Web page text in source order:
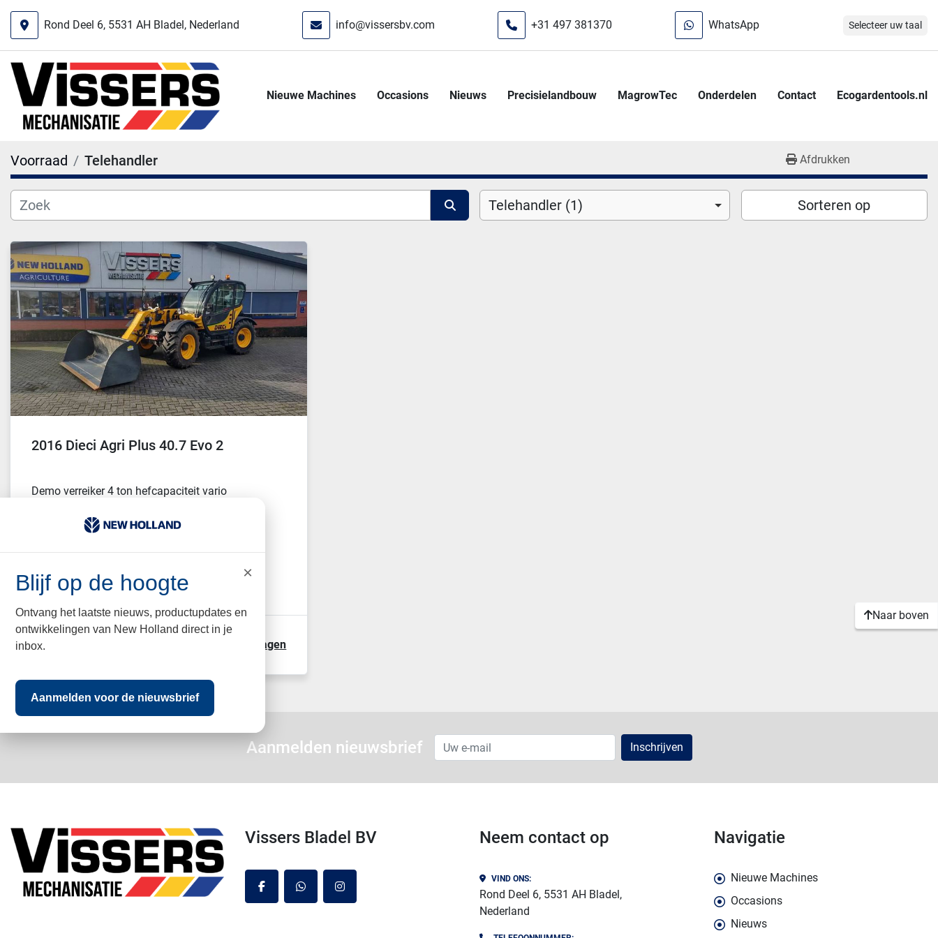
Rond Deel 6, 5531 AH Bladel, Nederland info@vissersbv.com +31 497 381370 WhatsApp Selecteer uw taal
Nieuwe Machines Occasions Nieuws Precisielandbouw MagrowTec Onderdelen Contact Ecogardentools.nl
Voorraad Telehandler Afdrukken
Telehandler (1) Sorteren op
2016 Dieci Agri Plus 40.7 Evo 2
Demo verreiker 4 ton hefcapaciteit vario
uitvoering S...
Vraag ons om de prijs
Details Offerte aanvragen
Naar boven
Aanmelden nieuwsbrief Inschrijven
Vissers Bladel BV
facebookwhatsappinstagram
Neem contact op
VIND ONS:
Rond Deel 6, 5531 AH Bladel,
Nederland
navigatie
Nieuwe Machines
Occasions
Nieuws
×
Blijf op de hoogte
Ontvang het laatste nieuws, productupdates en
ontwikkelingen van New Holland direct in je
inbox.
Aanmelden voor de nieuwsbrief